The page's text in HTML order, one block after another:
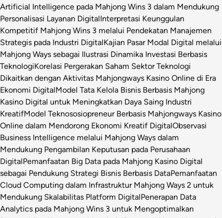
Artificial Intelligence pada Mahjong Wins 3 dalam Mendukung
Personalisasi Layanan DigitalInterpretasi Keunggulan
Kompetitif Mahjong Wins 3 melalui Pendekatan Manajemen
Strategis pada Industri DigitalKajian Pasar Modal Digital melalui
Mahjong Ways sebagai Ilustrasi Dinamika Investasi Berbasis
TeknologiKorelasi Pergerakan Saham Sektor Teknologi
Dikaitkan dengan Aktivitas Mahjongways Kasino Online di Era
Ekonomi DigitalModel Tata Kelola Bisnis Berbasis Mahjong
Kasino Digital untuk Meningkatkan Daya Saing Industri
KreatifModel Teknososiopreneur Berbasis Mahjongways Kasino
Online dalam Mendorong Ekonomi Kreatif DigitalObservasi
Business Intelligence melalui Mahjong Ways dalam
Mendukung Pengambilan Keputusan pada Perusahaan
DigitalPemanfaatan Big Data pada Mahjong Kasino Digital
sebagai Pendukung Strategi Bisnis Berbasis DataPemanfaatan
Cloud Computing dalam Infrastruktur Mahjong Ways 2 untuk
Mendukung Skalabilitas Platform DigitalPenerapan Data
Analytics pada Mahjong Wins 3 untuk Mengoptimalkan